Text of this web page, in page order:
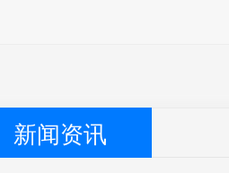
新闻资讯